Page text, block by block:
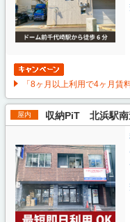
「8ヶ月以上利用で4ヶ月賃
屋内 収納PiT 北浜駅南